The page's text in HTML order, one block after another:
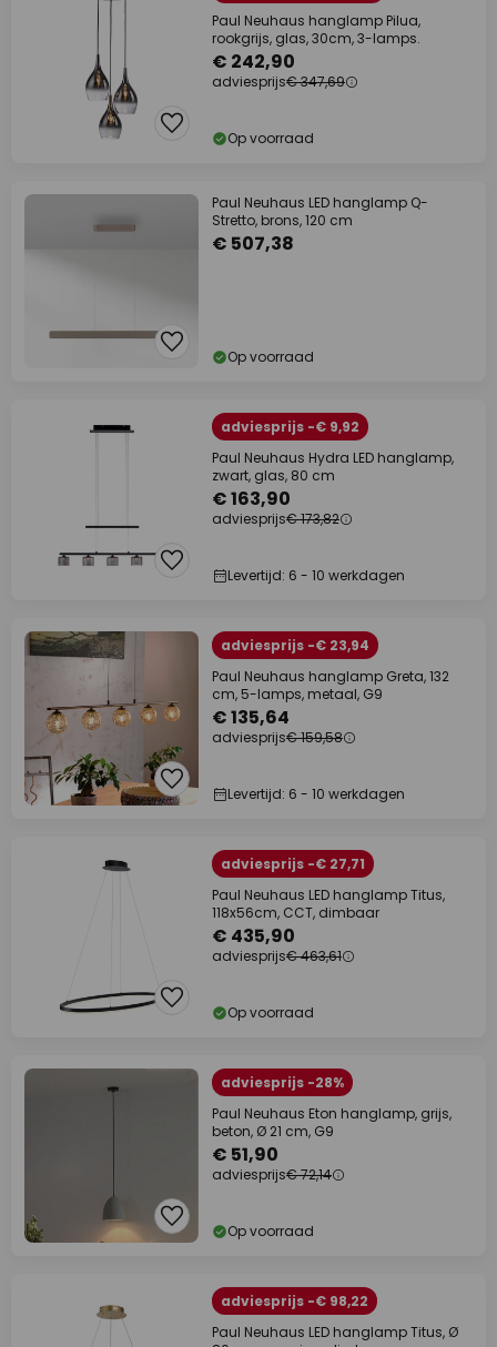
Paul Neuhaus hanglamp Pilua,
rookgrijs, glas, 30cm, 3-lamps.
€ 242,90
adviesprijs€ 347,69
Op voorraad
Paul Neuhaus LED hanglamp Q-
Stretto, brons, 120 cm
€ 507,38
Op voorraad
adviesprijs -€ 9,92
Paul Neuhaus Hydra LED hanglamp,
zwart, glas, 80 cm
€ 163,90
adviesprijs€ 173,82
Levertijd: 6 - 10 werkdagen
adviesprijs -€ 23,94
Paul Neuhaus hanglamp Greta, 132
cm, 5-lamps, metaal, G9
€ 135,64
adviesprijs€ 159,58
Levertijd: 6 - 10 werkdagen
adviesprijs -€ 27,71
Paul Neuhaus LED hanglamp Titus,
118x56cm, CCT, dimbaar
€ 435,90
adviesprijs€ 463,61
Op voorraad
adviesprijs -28%
Paul Neuhaus Eton hanglamp, grijs,
beton, Ø 21 cm, G9
€ 51,90
adviesprijs€ 72,14
Op voorraad
adviesprijs -€ 98,22
Paul Neuhaus LED hanglamp Titus, Ø